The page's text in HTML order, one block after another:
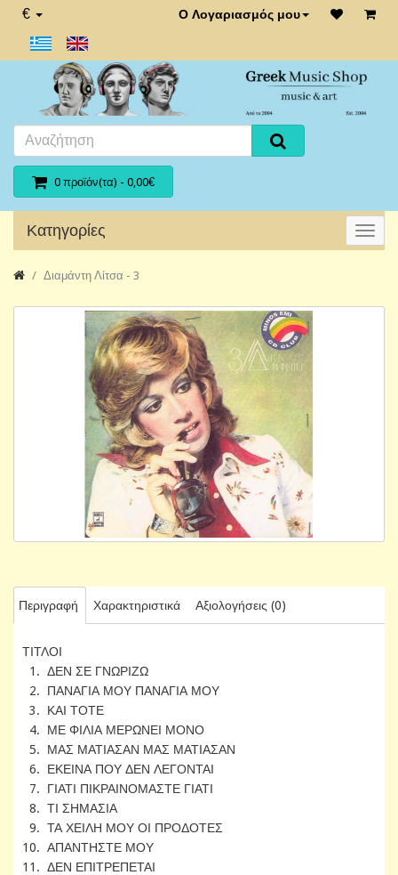
€ Ο Λογαριασμός μου
0 προϊόν(τα) - 0,00€
Κατηγορίες
Διαμάντη Λίτσα - 3
Περιγραφή Χαρακτηριστικά Αξιολογήσεις (0)
ΤΙΤΛΟΙ
1. ΔΕΝ ΣΕ ΓΝΩΡΙΖΩ
2. ΠΑΝΑΓΙΑ ΜΟΥ ΠΑΝΑΓΙΑ ΜΟΥ
3. ΚΑΙ ΤΟΤΕ
4. ΜΕ ΦΙΛΙΑ ΜΕΡΩΝΕΙ ΜΟΝΟ
5. ΜΑΣ ΜΑΤΙΑΣΑΝ ΜΑΣ ΜΑΤΙΑΣΑΝ
6. ΕΚΕΙΝΑ ΠΟΥ ΔΕΝ ΛΕΓΟΝΤΑΙ
7. ΓΙΑΤΙ ΠΙΚΡΑΙΝΟΜΑΣΤΕ ΓΙΑΤΙ
8. ΤΙ ΣΗΜΑΣΙΑ
9. ΤΑ ΧΕΙΛΗ ΜΟΥ ΟΙ ΠΡΟΔΟΤΕΣ
10. ΑΠΑΝΤΗΣΤΕ ΜΟΥ
11. ΔΕΝ ΕΠΙΤΡΕΠΕΤΑΙ